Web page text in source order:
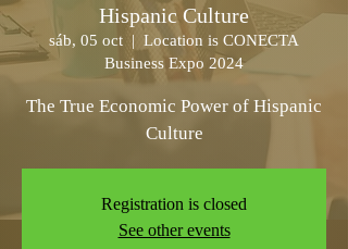
Hispanic Culture
sáb, 05 oct
  |
Location is CONECTA
Business Expo 2024
The True Economic Power of Hispanic
Culture
Registration is closed
See other events